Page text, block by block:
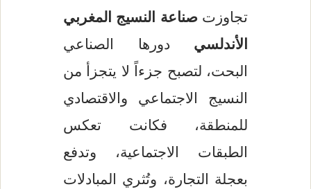
تجاوزتصناعة النسيج المغربي
الأندلسيدورها الصناعي
البحت، لتصبح جزءاً لا يتجزأ من
النسيج الاجتماعي والاقتصادي
للمنطقة، فكانت تعكس
الطبقات الاجتماعية، وتدفع
بعجلة التجارة، وتُثري المبادلات